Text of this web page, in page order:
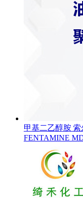
甲基二乙醇胺
FENTAMINE